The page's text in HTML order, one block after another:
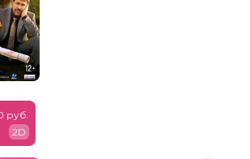
руб.
2D